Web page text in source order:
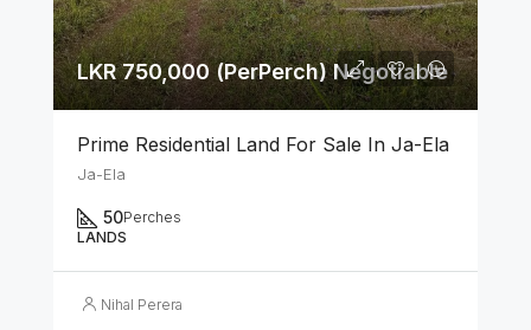
LKR 750,000 (PerPerch) Negotiable
Prime Residential Land For Sale In Ja-Ela
Ja-Ela
50Perches
LANDS
Nihal Perera